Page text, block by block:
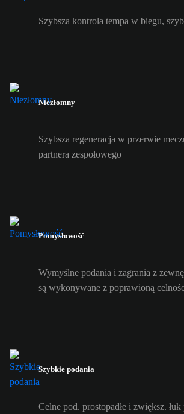
Szybsza kontrola tempa w biegu,
Niezłomny
Szybsza regeneracja w przerwie
partnera zespołowego
Pomysłowość
Wymyślne podania i zagrania z
są wykonywane z poprawioną
Szybkie podania
Celne pod. prostopadłe i zwiększ.